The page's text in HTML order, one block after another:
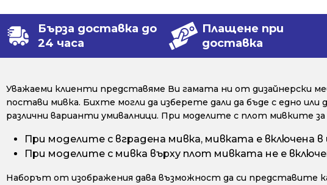
Бърза доставка до
24 часа
Плащене при
доставка
Уважаеми клиенти представяме Ви гамата ни от дизайнерски
постави мивка. Бихте могли да изберете дали да бъде с едно
различни варианти умивалници. При моделите с плот мивките
При моделите с вградена мивка, мивката е включена
При моделите с мивка върху плот мивката не е
Наборът от изображения дава възможност да си представите